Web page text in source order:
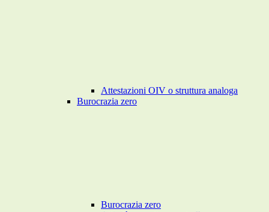
Attestazioni OIV o struttura analoga
Burocrazia zero
Burocrazia zero